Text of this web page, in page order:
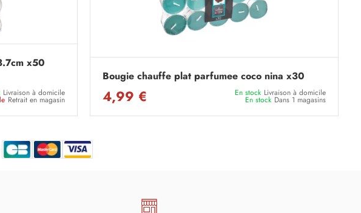
x50
Livraison à domicile
Retrait en magasin
Bougie chauffe plat parfumee coco nina x30
4,99 € En stock Livraison à domicile
En stock Dans 1 magasins